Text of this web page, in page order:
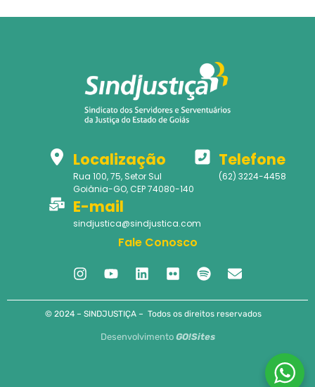
Localização
Rua 100, 75, Setor Sul
Goiânia-GO, CEP 74080-140
Telefone
(62) 3224-4458
E-mail
sindjustica@sindjustica.com
Fale Conosco
© 2024 – SINDJUSTIÇA – Todos os direitos reservados
Desenvolvimento GO!Sites